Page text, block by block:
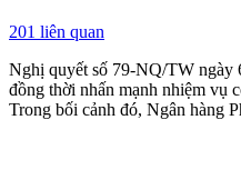
201 liên quan
Nghị quyết số 79-NQ/TW ngày
đồng thời nhấn mạnh nhiệm vụ
Trong bối cảnh đó, Ngân hàng